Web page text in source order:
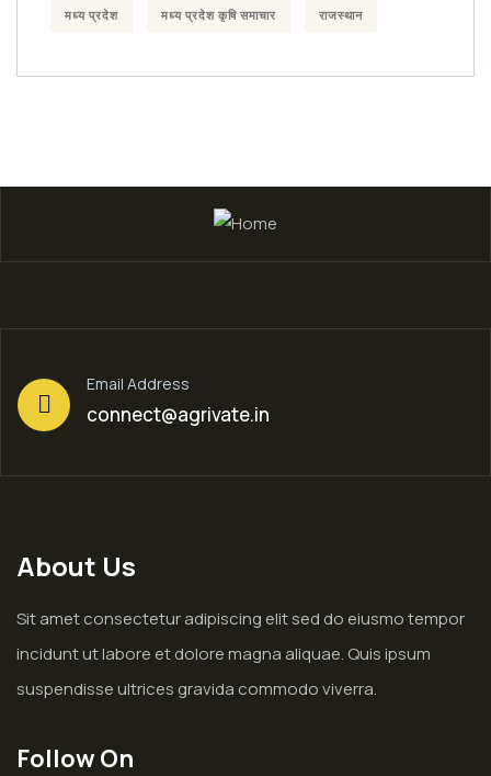
मध्य प्रदेश मध्य प्रदेश कृषि समाचार राजस्थान
Email Address
connect@agrivate.in
About Us
Sit amet consectetur adipiscing elit sed do eiusmo tempor
incidunt ut labore et dolore magna aliquae. Quis ipsum
suspendisse ultrices gravida commodo viverra.
Follow On